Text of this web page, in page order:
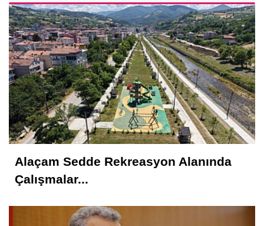
Alaçam Sedde Rekreasyon Alanında
Çalışmalar...